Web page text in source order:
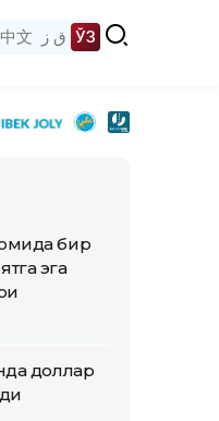
中文 ق ز ЎЗ
бир
эга
доллар